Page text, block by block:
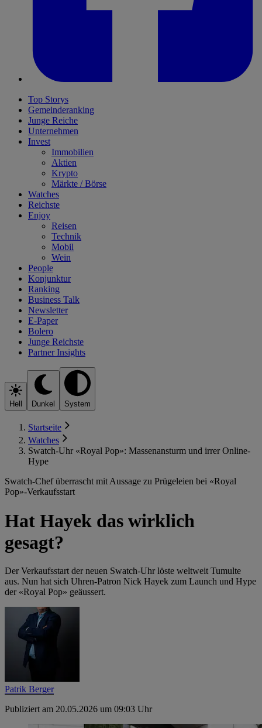
Top Storys
Gemeinderanking
Junge Reiche
Unternehmen
Invest
Immobilien
Aktien
Krypto
Märkte / Börse
Watches
Reichste
Enjoy
Reisen
Technik
Mobil
Wein
People
Konjunktur
Ranking
Business Talk
Newsletter
E-Paper
Bolero
Junge Reichste
Partner Insights
Hell Dunkel System
Startseite
Watches
Swatch-Uhr «Royal Pop»: Massenansturm und irrer Online-
Hype
Swatch-Chef überrascht mit Aussage zu Prügeleien bei «Royal
Pop»-Verkaufsstart
Hat Hayek das wirklich
gesagt?
Der Verkaufsstart der neuen Swatch-Uhr löste weltweit Tumulte
aus. Nun hat sich Uhren-Patron Nick Hayek zum Launch und Hype
der «Royal Pop» geäussert.
Patrik Berger
Publiziert am 20.05.2026 um 09:03 Uhr